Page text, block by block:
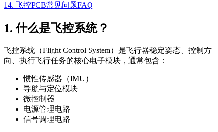
14. 飞控PCB常见问题FAQ
1. 什么是飞控系统？
飞控系统（Flight Control System）是飞行器稳定姿态、控制方
向、执行飞行任务的核心电子模块，通常包含：
惯性传感器（IMU）
导航与定位模块
微控制器
电源管理电路
信号调理电路